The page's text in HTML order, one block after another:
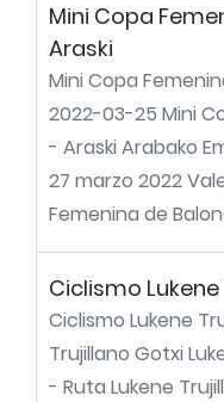
Mini Copa
Araski
Mini Copa
2022-03-25 Mini
- Araski Arabako
27 marzo 2022
Femenina de
Ciclismo
Ciclismo Lukene
Trujillano Gotxi
- Ruta Lukene